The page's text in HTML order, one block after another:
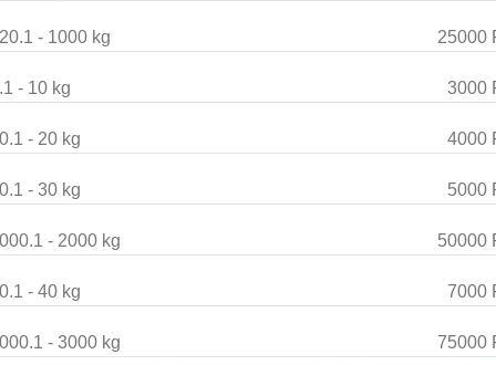
- 1000 kg 25000
- 10 kg 3000
- 20 kg 4000
- 30 kg 5000
- 2000 kg 50000
- 40 kg 7000
- 3000 kg 75000